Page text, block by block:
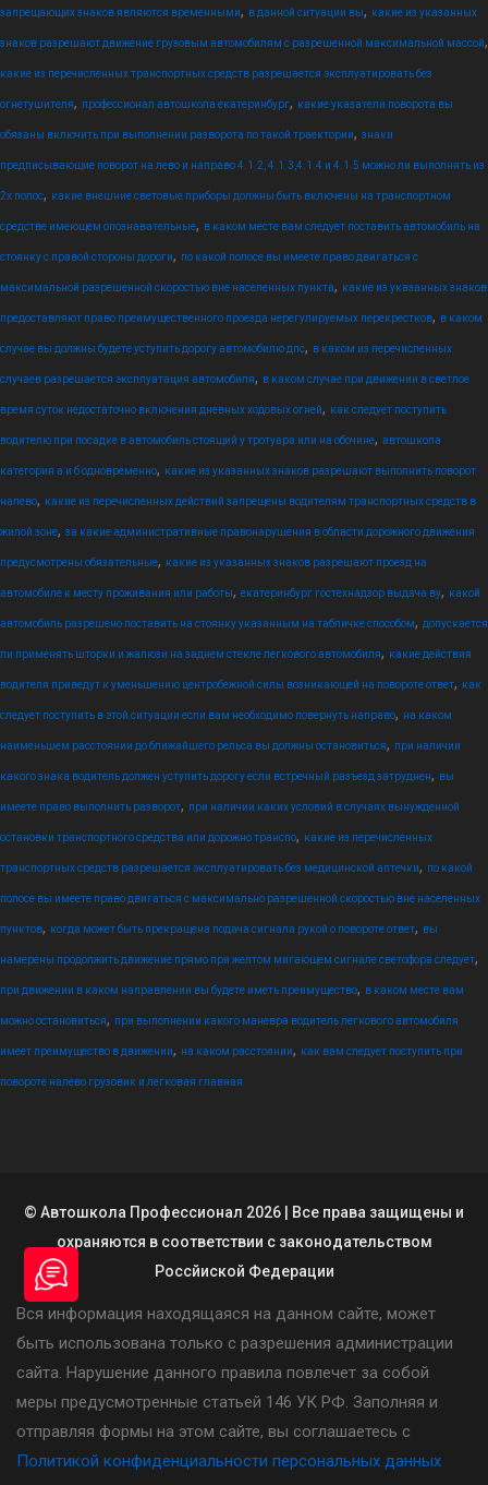
запрещающих знаков являются временными, в данной ситуации вы, какие из указанных
знаков разрешают движение грузовым автомобилям с разрешенной максимальной массой,
какие из перечисленных транспортных средств разрешается эксплуатировать без
огнетушителя, профессионал автошкола екатеринбург, какие указатели поворота вы
обязаны включить при выполнении разворота по такой траектории, знаки
предписывающие поворот на лево и направо 4.1.2, 4.1.3,4.1.4 и 4.1.5 можно ли выполнять из
2х полос, какие внешние световые приборы должны быть включены на транспортном
средстве имеющем опознавательные, в каком месте вам следует поставить автомобиль на
стоянку с правой стороны дороги, по какой полосе вы имеете право двигаться с
максимальной разрешенной скоростью вне населенных пункта, какие из указанных знаков
предоставляют право преимущественного проезда нерегулируемых перекрестков, в каком
случае вы должны будете уступить дорогу автомобилю дпс, в каком из перечисленных
случаев разрешается эксплуатация автомобиля, в каком случае при движении в светлое
время суток недостаточно включения дневных ходовых огней, как следует поступить
водителю при посадке в автомобиль стоящий у тротуара или на обочине, автошкола
категория а и б одновременно, какие из указанных знаков разрешают выполнить поворот
налево, какие из перечисленных действий запрещены водителям транспортных средств в
жилой зоне, за какие административные правонарушения в области дорожного движения
предусмотрены обязательные, какие из указанных знаков разрешают проезд на
автомобиле к месту проживания или работы, екатеринбург гостехнадзор выдача ву, какой
автомобиль разрешено поставить на стоянку указанным на табличке способом, допускается
ли применять шторки и жалюзи на заднем стекле легкового автомобиля, какие действия
водителя приведут к уменьшению центробежной силы возникающей на повороте ответ, как
следует поступить в этой ситуации если вам необходимо повернуть направо, на каком
наименьшем расстоянии до ближайшего рельса вы должны остановиться, при наличии
какого знака водитель должен уступить дорогу если встречный разъезд затруднен, вы
имеете право выполнить разворот, при наличии каких условий в случаях вынужденной
остановки транспортного средства или дорожно транспо, какие из перечисленных
транспортных средств разрешается эксплуатировать без медицинской аптечки, по какой
полосе вы имеете право двигаться с максимально разрешенной скоростью вне населенных
пунктов, когда может быть прекращена подача сигнала рукой о повороте ответ, вы
намерены продолжить движение прямо при желтом мигающем сигнале светофора следует,
при движении в каком направлении вы будете иметь преимущество, в каком месте вам
можно остановиться, при выполнении какого маневра водитель легкового автомобиля
имеет преимущество в движении, на каком расстоянии, как вам следует поступить при
повороте налево грузовик и легковая главная
© Автошкола Профессионал 2026 | Все права защищены и
охраняются в соответствии с законодательством
Россйиской Федерации
Вся информация находящаяся на данном сайте, может
быть использована только с разрешения администрации
сайта. Нарушение данного правила повлечет за собой
меры предусмотренные статьей 146 УК РФ. Заполняя и
отправляя формы на этом сайте, вы соглашаетесь с
Политикой конфиденциальности персональных данных